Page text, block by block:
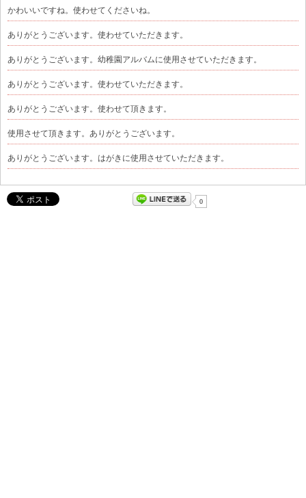
かわいいですね。使わせてくださいね。
ありがとうございます。使わせていただきます。
ありがとうございます。幼稚園アルバムに使用させていただきます。
ありがとうございます。使わせていただきます。
ありがとうございます。使わせて頂きます。
使用させて頂きます。ありがとうございます。
ありがとうございます。はがきに使用させていただきます。
0